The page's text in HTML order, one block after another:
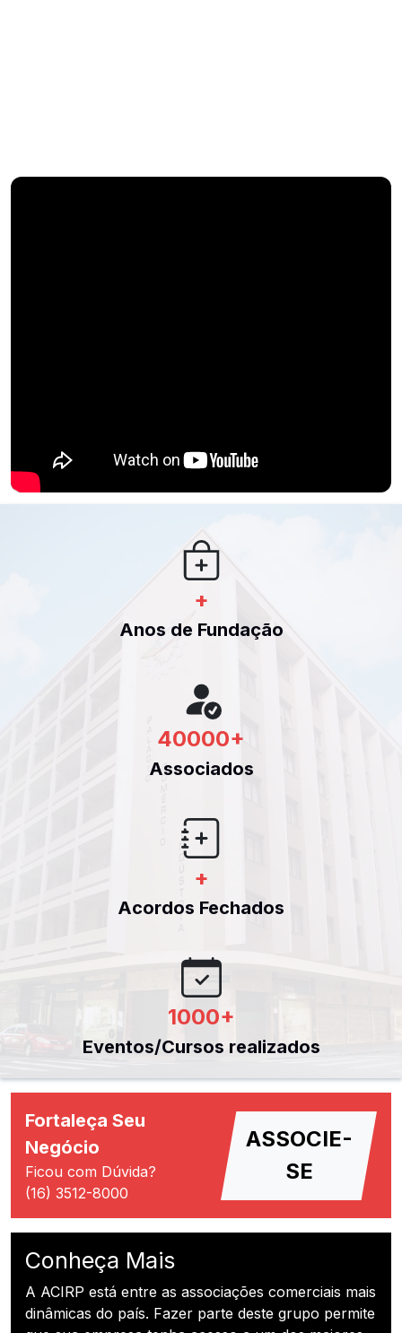
+
Anos de Fundação
40000+
Associados
+
Acordos Fechados
1000+
Eventos/Cursos realizados
Fortaleça Seu
Negócio
Ficou com Dúvida?
(16) 3512-8000
ASSOCIE-
SE
Conheça Mais
A ACIRP está entre as associações comerciais mais
dinâmicas do país. Fazer parte deste grupo permite